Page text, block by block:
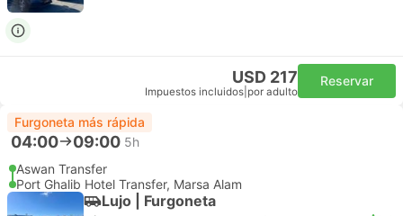
USD 217
Impuestos incluidos por adulto
Reservar
Furgoneta más rápida
04:00 09:00 5h
Aswan Transfer
Port Ghalib Hotel Transfer, Marsa Alam
Lujo | Furgoneta